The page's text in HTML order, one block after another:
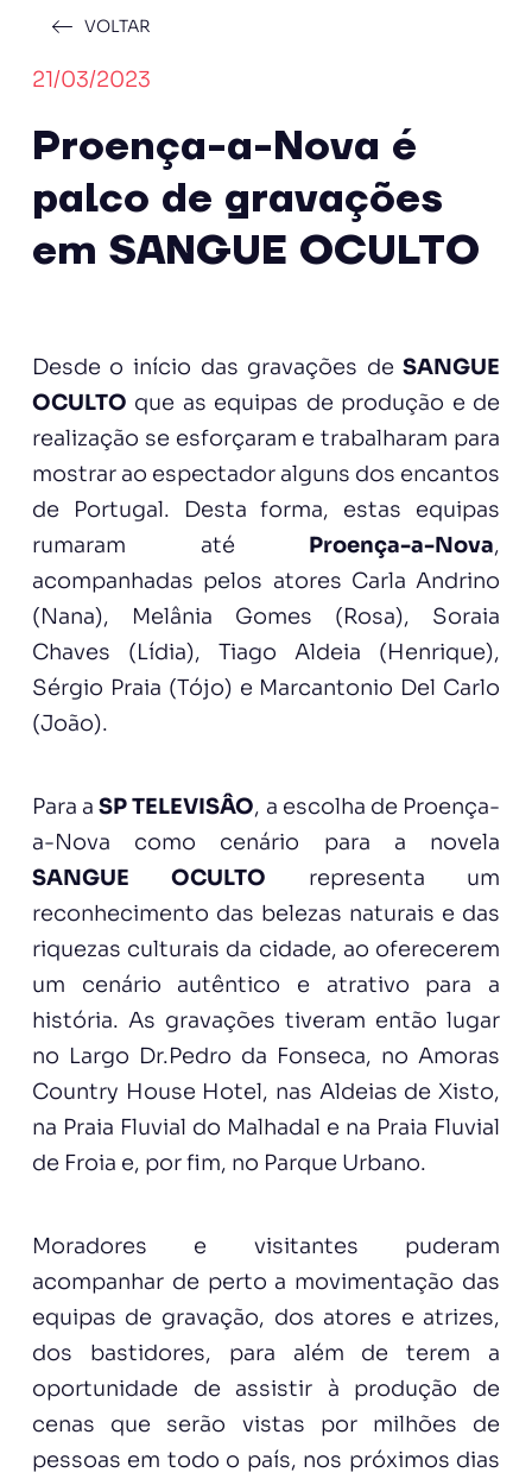
VOLTAR
21/03/2023
Proença-a-Nova é
palco de gravações
em SANGUE OCULTO
Desde o início das gravações deSANGUE
OCULTO que as equipas de produção e de
realização se esforçaram e trabalharam para
mostrar ao espectador alguns dos encantos
de Portugal. Desta forma, estas equipas
rumaram até Proença-a-Nova,
acompanhadas pelos atores Carla Andrino
(Nana), Melânia Gomes (Rosa), Soraia
Chaves (Lídia), Tiago Aldeia (Henrique),
Sérgio Praia (Tójo) e Marcantonio Del Carlo
(João).
Para aSP TELEVISÂO, a escolha de Proença-
a-Nova como cenário para a novela
SANGUE OCULTO representa um
reconhecimento das belezas naturais e das
riquezas culturais da cidade, ao oferecerem
um cenário autêntico e atrativo para a
história. As gravações tiveram então lugar
no Largo Dr.Pedro da Fonseca, no Amoras
Country House Hotel, nas Aldeias de Xisto,
na Praia Fluvial do Malhadal e na Praia Fluvial
de Froia e, por fim, no Parque Urbano.
Moradores e visitantes puderam
acompanhar de perto a movimentação das
equipas de gravação, dos atores e atrizes,
dos bastidores, para além de terem a
oportunidade de assistir à produção de
cenas que serão vistas por milhões de
pessoas em todo o país, nos próximos dias